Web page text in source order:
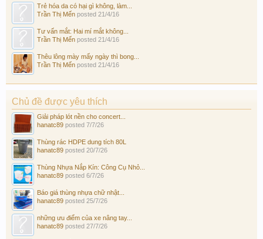
Trẻ hóa da có hại gì không, làm...
Trần Thị Mến posted 21/4/16
Tư vấn mắt: Hai mí mắt không...
Trần Thị Mến posted 21/4/16
Thêu lông mày mấy ngày thì bong...
Trần Thị Mến posted 21/4/16
Chủ đề được yêu thích
Giải pháp lót nền cho concert...
hanatc89 posted 7/7/26
Thùng rác HDPE dung tích 80L
hanatc89 posted 20/7/26
Thùng Nhựa Nắp Kín: Công Cụ Nhỏ...
hanatc89 posted 6/7/26
Báo giá thùng nhựa chữ nhật...
hanatc89 posted 25/7/26
những ưu điểm của xe nâng tay...
hanatc89 posted 27/7/26